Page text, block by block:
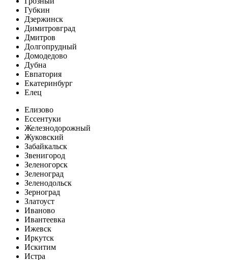
Губкин
Дзержинск
Димитровград
Дмитров
Долгопрудный
Домодедово
Дубна
Евпатория
Екатеринбург
Елец
Елизово
Ессентуки
Железнодорожный
Жуковский
Забайкальск
Звенигород
Зеленогорск
Зеленоград
Зеленодольск
Зерноград
Златоуст
Иваново
Ивантеевка
Ижевск
Иркутск
Искитим
Истра